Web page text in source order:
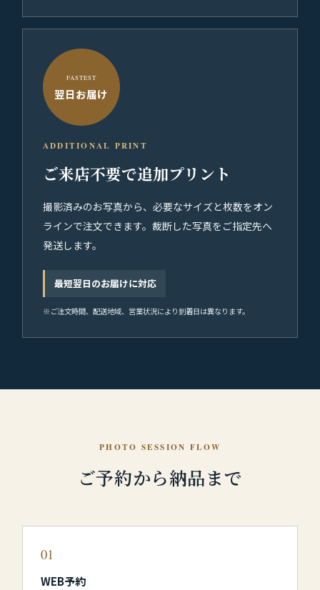
FASTEST
翌日お届け
ADDITIONAL PRINT
ご来店不要で追加プリント
撮影済みのお写真から、必要なサイズと枚数をオン
ラインで注文できます。裁断した写真をご指定先へ
発送します。
最短翌日のお届けに対応
※ご注文時間、配送地域、営業状況により到着日は異なります。
PHOTO SESSION FLOW
ご予約から納品まで
01
WEB予約